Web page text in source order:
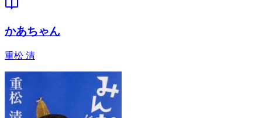
かあちゃん
重松 清